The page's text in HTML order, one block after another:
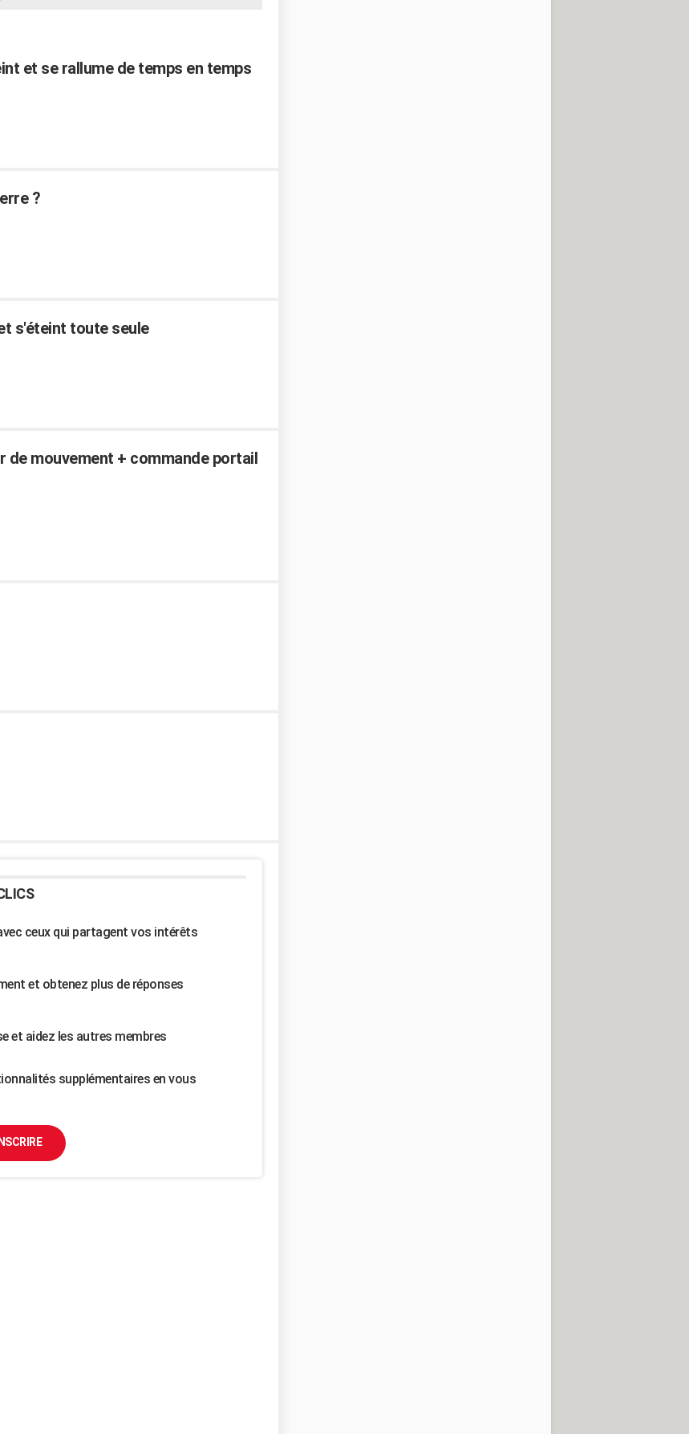
et se rallume de temps en temps
?
s'éteint toute seule
mouvement + commande portail
ceux qui partagent vos intérêts
et obtenez plus de réponses
et aidez les autres membres
supplémentaires en vous